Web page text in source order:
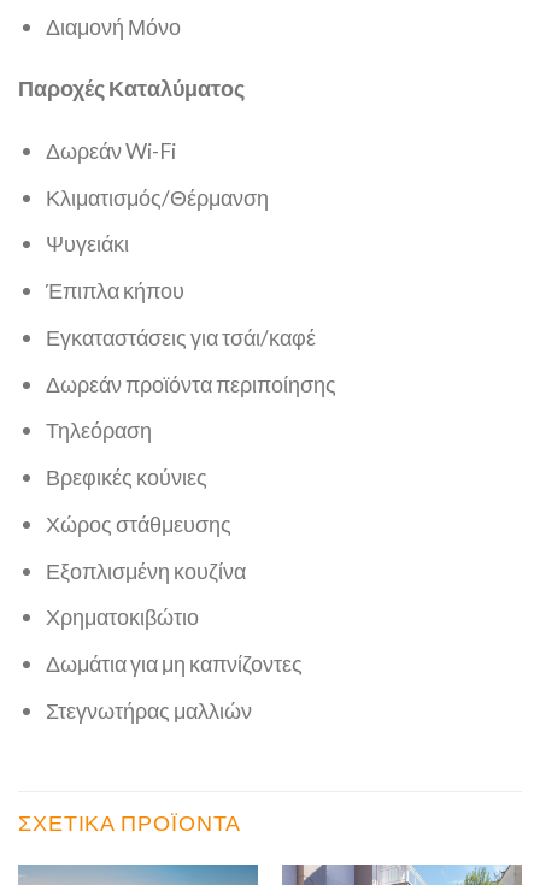
Διαμονή Μόνο
Παροχές Καταλύματος
Δωρεάν Wi-Fi
Κλιματισμός/Θέρμανση
Ψυγειάκι
Έπιπλα κήπου
Εγκαταστάσεις για τσάι/καφέ
Δωρεάν προϊόντα περιποίησης
Τηλεόραση
Βρεφικές κούνιες
Χώρος στάθμευσης
Εξοπλισμένη κουζίνα
Χρηματοκιβώτιο
Δωμάτια για μη καπνίζοντες
Στεγνωτήρας μαλλιών
ΣΧΕΤΙΚΆ ΠΡΟΪΌΝΤΑ